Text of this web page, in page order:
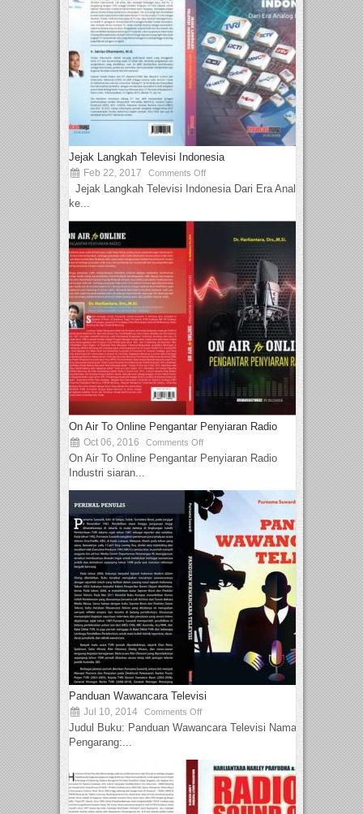
Jejak Langkah Televisi Indonesia
Feb 22, 2017 Comments Off
Jejak Langkah Televisi Indonesia Dari Era Analog
ke...
On Air To Online Pengantar Penyiaran Radio
Oct 06, 2016 Comments Off
On Air To Online Pengantar Penyiaran Radio
Industri siaran...
Panduan Wawancara Televisi
Jul 10, 2014 Comments Off
Judul Buku: Panduan Wawancara Televisi Nama
Pengarang:...